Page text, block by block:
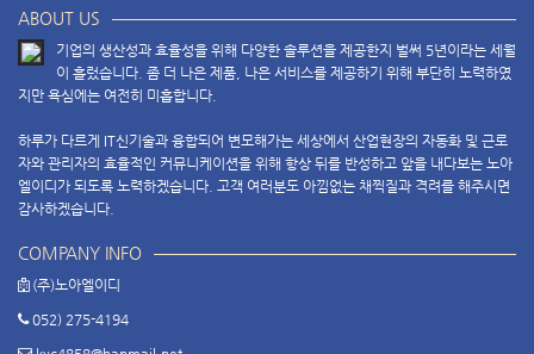
ABOUT US
기업의 생산성과 효율성을 위해 다양한 솔루션을 제공한지 벌써 5년이라는 세월
이 흘렀습니다. 좀 더 나은 제품, 나은 서비스를 제공하기 위해 부단히 노력하였
지만 욕심에는 여전히 미흡합니다.
하루가 다르게 IT신기술과 융합되어 변모해가는 세상에서 산업현장의 자동화 및 근로
자와 관리자의 효율적인 커뮤니케이션을 위해 항상 뒤를 반성하고 앞을 내다보는 노아
엘이디가 되도록 노력하겠습니다. 고객 여러분도 아낌없는 채찍질과 격려를 해주시면
감사하겠습니다.
COMPANY INFO
(주)노아엘이디
052) 275-4194